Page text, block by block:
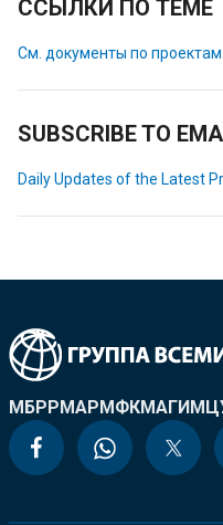
ССЫЛКИ ПО ТЕМЕ
См. документы по проектам
SUBSCRIBE TO
Daily Updates of the Latest
МБРРМАРМФКМАГИ